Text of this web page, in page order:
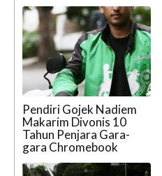
Pendiri Gojek Nadiem
Makarim Divonis 10
Tahun Penjara Gara-
gara Chromebook